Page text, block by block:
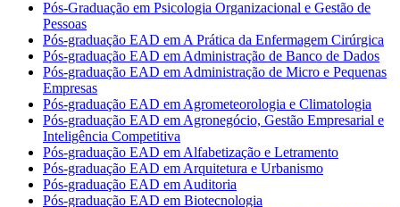
Pós-Graduação em Psicologia Organizacional e Gestão de
Pessoas
Pós-graduação EAD em A Prática da Enfermagem Cirúrgica
Pós-graduação EAD em Administração de Banco de Dados
Pós-graduação EAD em Administração de Micro e Pequenas
Empresas
Pós-graduação EAD em Agrometeorologia e Climatologia
Pós-graduação EAD em Agronegócio, Gestão Empresarial e
Inteligência Competitiva
Pós-graduação EAD em Alfabetização e Letramento
Pós-graduação EAD em Arquitetura e Urbanismo
Pós-graduação EAD em Auditoria
Pós-graduação EAD em Biotecnologia